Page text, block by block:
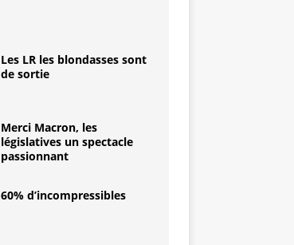
Les LR les blondasses sont
de sortie
Merci Macron, les
législatives un spectacle
passionnant
60% d’incompressibles